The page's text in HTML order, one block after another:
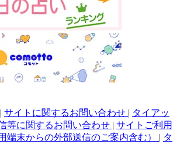
| サイトに関するお問い合わせ | タイアッ
等に関するお問い合わせ | サイトご利用
端末からの外部送信のご案内含む） | タ